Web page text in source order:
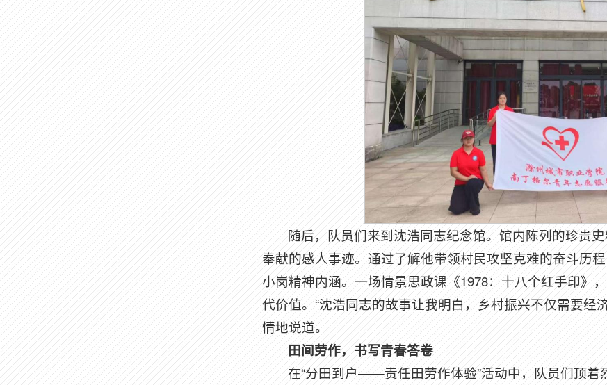
随后，队员们来到沈浩同志纪念馆。馆内陈列的珍贵
奉献的感人事迹。通过了解他带领村民攻坚克难的奋斗历
小岗精神内涵。一场情景思政课《1978：十八个红手印》
代价值。“沈浩同志的故事让我明白，乡村振兴不仅需要经
情地说道。
田间劳作，书写青春答卷
在“分田到户——责任田劳作体验”活动中，队员们顶